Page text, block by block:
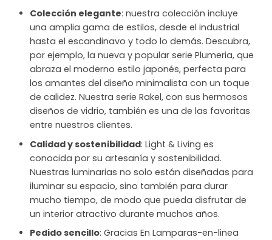
Colección elegante: nuestra colección incluye
una amplia gama de estilos, desde el industrial
hasta el escandinavo y todo lo demás. Descubra,
por ejemplo, la nueva y popular serie Plumeria, que
abraza el moderno estilo japonés, perfecta para
los amantes del diseño minimalista con un toque
de calidez. Nuestra serie Rakel, con sus hermosos
diseños de vidrio, también es una de las favoritas
entre nuestros clientes.
Calidad y sostenibilidad: Light & Living es
conocida por su artesanía y sostenibilidad.
Nuestras luminarias no solo están diseñadas para
iluminar su espacio, sino también para durar
mucho tiempo, de modo que pueda disfrutar de
un interior atractivo durante muchos años.
Pedido sencillo: Gracias En Lamparas-en-linea